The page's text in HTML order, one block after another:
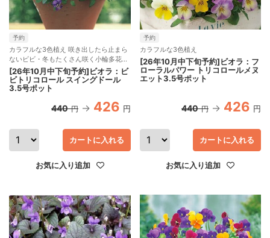
予約
カラフルな3色植え 咲き出したら止まら
ないビビ・冬もたくさん咲く小輪多花性
種
[26年10月中下旬予約]ビオラ：ビ
ビトリコロール スイングドール
3.5号ポット
440 円 426 円
お気に入り追加
カートに入れる
予約
カラフルな3色植え
[26年10月中下旬予約]ビオラ：フ
ローラルパワー トリコロールメヌ
エット3.5号ポット
440 円 426 円
お気に入り追加
カートに入れる